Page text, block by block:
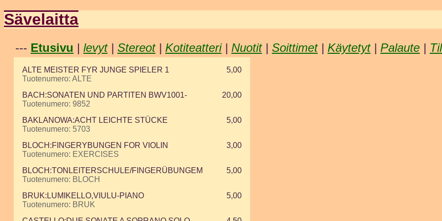
Sävelaitta
--- Etusivu | levyt| Stereot| Kotiteatteri| Nuotit| Soittimet| Käytetyt| Palaute |
ALTE MEISTER FYR JUNGE SPIELER 1
Tuotenumero: ALTE
5,00
BACH:SONATEN UND PARTITEN BWV1001-
Tuotenumero: 9852
20,00
BAKLANOWA:ACHT LEICHTE STÜCKE
Tuotenumero: 5703
5,00
BLOCH:FINGERYBUNGEN FOR VIOLIN
Tuotenumero: EXERCISES
3,00
BLOCH:TONLEITERSCHULE/FINGERÜBUNGEM
Tuotenumero: BLOCH
5,00
BRUK:LUMIKELLO,VIULU-PIANO
Tuotenumero: BRUK
5,00